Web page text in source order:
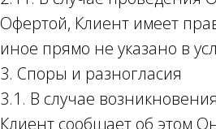
Офертой, Клиент имеет
иное прямо не указано в
3. Споры и разногласия
3.1. В случае
Клиент сообщает об этом